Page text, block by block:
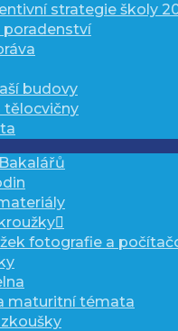
strategie školy
poradenství
budovy
tělocvičny
fotografie a
maturitní témata